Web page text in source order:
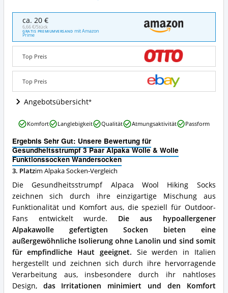
Gesundheitsstrumpf
Paar
Alpaka
Wolle
Wolle
Funktionssocken
Wandersocken
Angebote:
Wo
diese
Socken
erhältlich?
ca. 20 €
6,66 €/Stück
GRATIS PREMIUMVERSAND mit Amazon
Prime
Top Preis
Top Preis
Angebotsübersicht
Ergebnis Sehr Gut: Unsere Bewertung für
Gesundheitsstrumpf 3 Paar Alpaka Wolle & Wolle
Funktionssocken Wandersocken
3. Platzim Alpaka Socken-Vergleich
Die Gesundheitsstrumpf Alpaca Wool Hiking Socks
zeichnen sich durch ihre einzigartige Mischung aus
Funktionalität und Komfort aus, die speziell für Outdoor-
Fans entwickelt wurde. Die aus hypoallergener
Alpakawolle gefertigten Socken bieten eine
außergewöhnliche Isolierung ohne Lanolin und sind somit
für empfindliche Haut geeignet. Sie werden in Italien
hergestellt und zeichnen sich durch ihre hervorragende
Verarbeitung aus, insbesondere durch ihr nahtloses
Design, das Irritationen minimiert und den Komfort
Gesundheitsstrumpf
Paar
Alpaka
Wolle
&
Funktionssocken
Wandersocken
Vorteile:
Was
spricht
für
diese
Alpaka
Socken?
Komfort Langlebigkeit Qualität Atmungsaktivität Passform